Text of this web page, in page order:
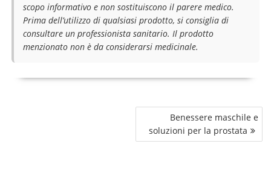
scopo informativo e non sostituiscono il parere medico.
Prima dell’utilizzo di qualsiasi prodotto, si consiglia di
consultare un professionista sanitario. Il prodotto
menzionato non è da considerarsi medicinale.
Benessere maschile e
soluzioni per la prostata